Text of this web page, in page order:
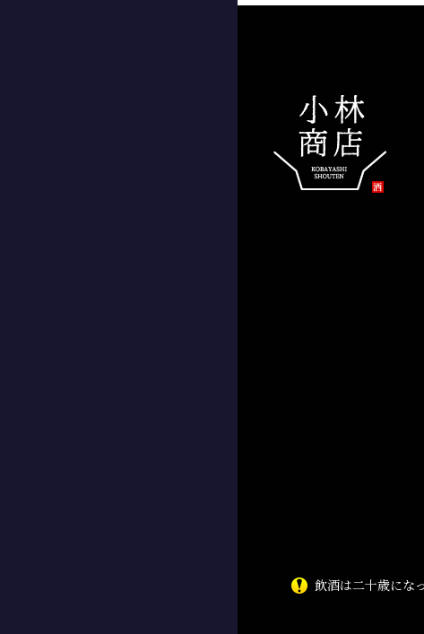
飲酒は二十歳にな